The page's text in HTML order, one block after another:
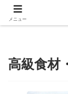
高級食材
メニュー